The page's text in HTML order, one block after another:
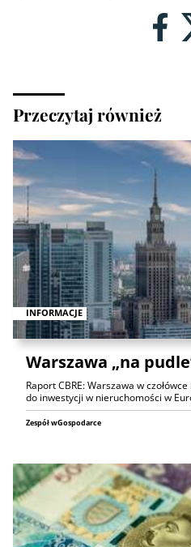
Przeczytaj również
INFORMACJE
Warszawa „na
Raport CBRE: Warszawa w
do inwestycji w nieruchomości w
Zespół wGospodarce